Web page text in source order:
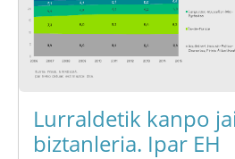
Lurraldetik kanpo
biztanleria. Ipar EH